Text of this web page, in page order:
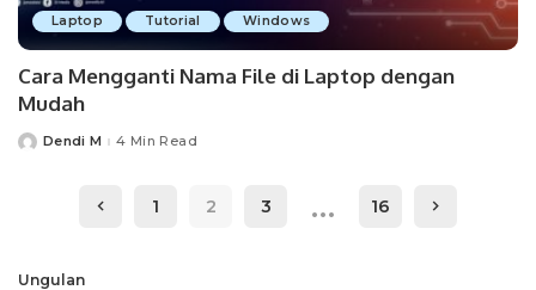
Laptop Tutorial Windows
Cara Mengganti Nama File di Laptop dengan
Mudah
PostedDendi M 4 Min Read
1 2 3 … 16
Ungulan